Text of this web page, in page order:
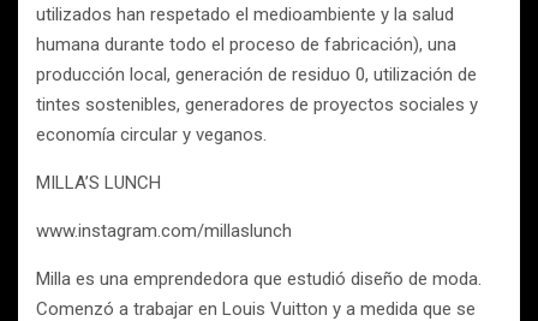
utilizados han respetado el medioambiente y la salud
humana durante todo el proceso de fabricación), una
producción local, generación de residuo 0, utilización de
tintes sostenibles, generadores de proyectos sociales y
economía circular y veganos.
MILLA’S LUNCH
www.instagram.com/millaslunch
Milla es una emprendedora que estudió diseño de moda.
Comenzó a trabajar en Louis Vuitton y a medida que se